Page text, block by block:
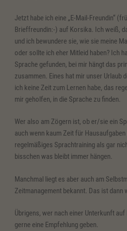
Jetzt habe ich eine „E-Mail-Freundin“
Brieffreundin:-) auf Korsika. Ich weiß,
und ich bewundere sie, wie sie meine
oder sollte ich eher Mitleid haben? Ich
Sprache gefunden, bei mir hängt das
zusammen. Eines hat mir unser Urlaub
ich keine Zeit zum Lernen habe, das
mir geholfen, in die Sprache zu finden.
Wer also am Zögern ist, ob er/sie ein
auch wenn kaum Zeit für
regelmäßiges Sprachtraining als gar
bisschen was bleibt immer hängen.
Manchmal liegt es aber auch am
Zeitmanagement bekannt. Das ist dann
Übrigens, wer nach einer Unterkunft
gerne eine Empfehlung geben.